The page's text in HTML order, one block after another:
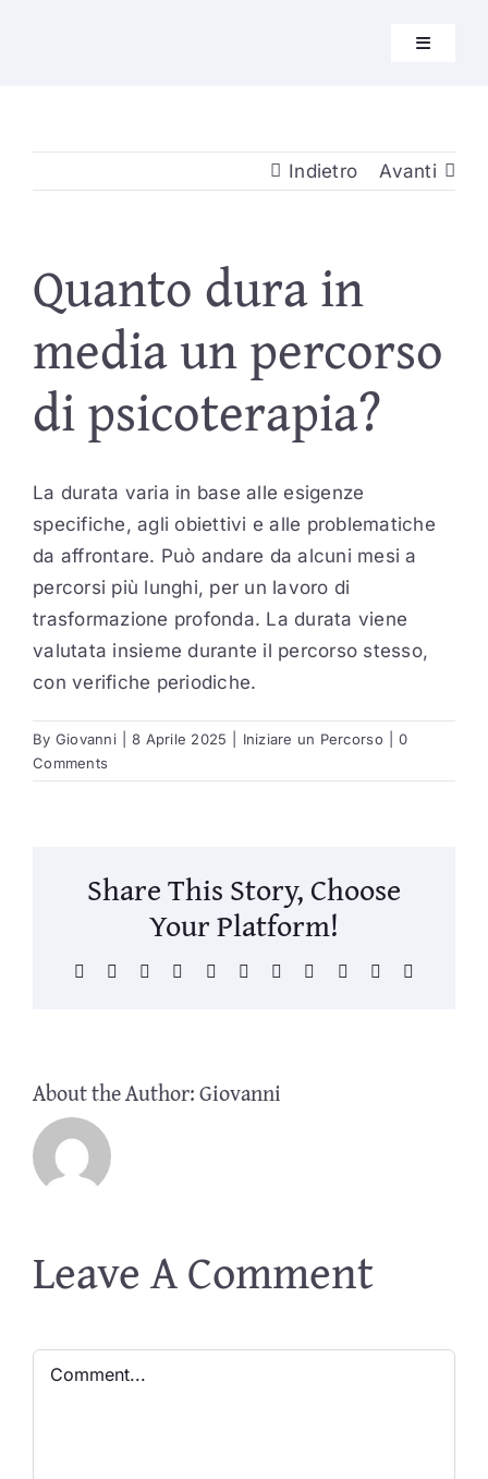
Toggle
Contatti
Indietro Avanti
Quanto dura in
media un percorso
di psicoterapia?
La durata varia in base alle esigenze
specifiche, agli obiettivi e alle problematiche
da affrontare. Può andare da alcuni mesi a
percorsi più lunghi, per un lavoro di
trasformazione profonda. La durata viene
valutata insieme durante il percorso stesso,
con verifiche periodiche.
By Giovanni 8 Aprile 2025 Iniziare un Percorso
0
Comments
Share This Story, Choose
Your Platform!
Facebook Reddit LinkedInWhatsAppTelegram
TumblrPinterest Xing
About the Author:Giovanni
Leave A Comment
Comment